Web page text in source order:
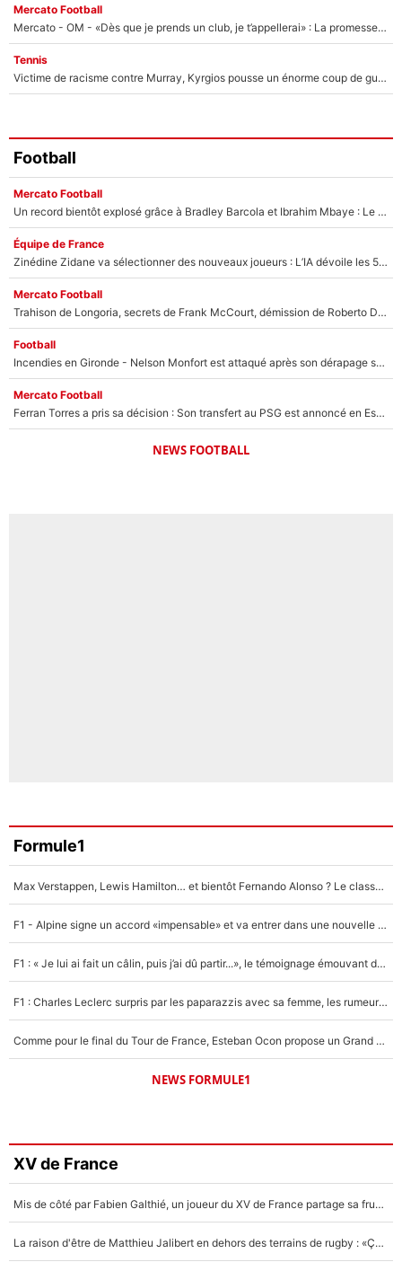
Mercato Football
Mercato - OM - «Dès que je prends un club, je t’appellerai» : La promesse de Marcelino au moment de claquer la porte
Tennis
Victime de racisme contre Murray, Kyrgios pousse un énorme coup de gueule !
Football
Mercato Football
Un record bientôt explosé grâce à Bradley Barcola et Ibrahim Mbaye : Le PSG sur le point de réaliser un mercato historique ?
Équipe de France
Zinédine Zidane va sélectionner des nouveaux joueurs : L’IA dévoile les 5 cracks qui pourraient rapidement le rejoindre en équipe de France !
Mercato Football
Trahison de Longoria, secrets de Frank McCourt, démission de Roberto De Zerbi : Medhi Benatia se lâche sur son départ de l'OM et fait d'importantes révélations
Football
Incendies en Gironde - Nelson Monfort est attaqué après son dérapage sur CNews : «Et lui, il prend combien pour parler dans un studio climatisé?»
Mercato Football
Ferran Torres a pris sa décision : Son transfert au PSG est annoncé en Espagne !
NEWS FOOTBALL
Formule1
Max Verstappen, Lewis Hamilton… et bientôt Fernando Alonso ? Le classement des pilotes les mieux payés en Formule 1 risque de changer !
F1 - Alpine signe un accord «impensable» et va entrer dans une nouvelle dimension : Grande nouvelle pour Pierre Gasly !
F1 : « Je lui ai fait un câlin, puis j’ai dû partir...», le témoignage émouvant de Max Verstappen sur sa fille
F1 : Charles Leclerc surpris par les paparazzis avec sa femme, les rumeurs étaient vraies !
Comme pour le final du Tour de France, Esteban Ocon propose un Grand Prix de Formule 1 à Paris : «Autour de l’Arc de Triomphe, ce serait génial» !
NEWS FORMULE1
XV de France
Mis de côté par Fabien Galthié, un joueur du XV de France partage sa frustration : «ils ne me l’ont pas dit tout de suite»
La raison d'être de Matthieu Jalibert en dehors des terrains de rugby : «Ça m'atteint autant que si tu touches à un membre de ma famille»